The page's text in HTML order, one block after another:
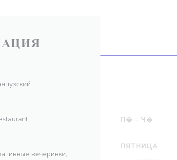
вечеринки,
П� - Ч�
ПЯТНИЦА